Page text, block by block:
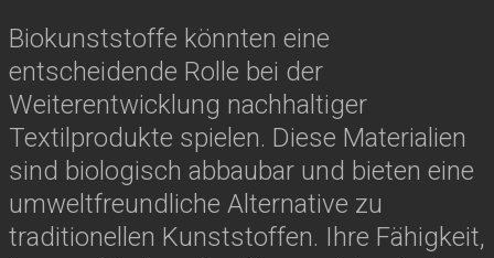
Biokunststoffe könnten eine
entscheidende Rolle bei der
Weiterentwicklung nachhaltiger
Textilprodukte spielen. Diese Materialien
sind biologisch abbaubar und bieten eine
umweltfreundliche Alternative zu
traditionellen Kunststoffen. Ihre Fähigkeit,